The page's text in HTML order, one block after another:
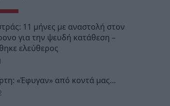
11 μήνες με αναστολή στον
για την ψευδή κατάθεση –
ελεύθερος
«Έφυγαν» από κοντά μας…